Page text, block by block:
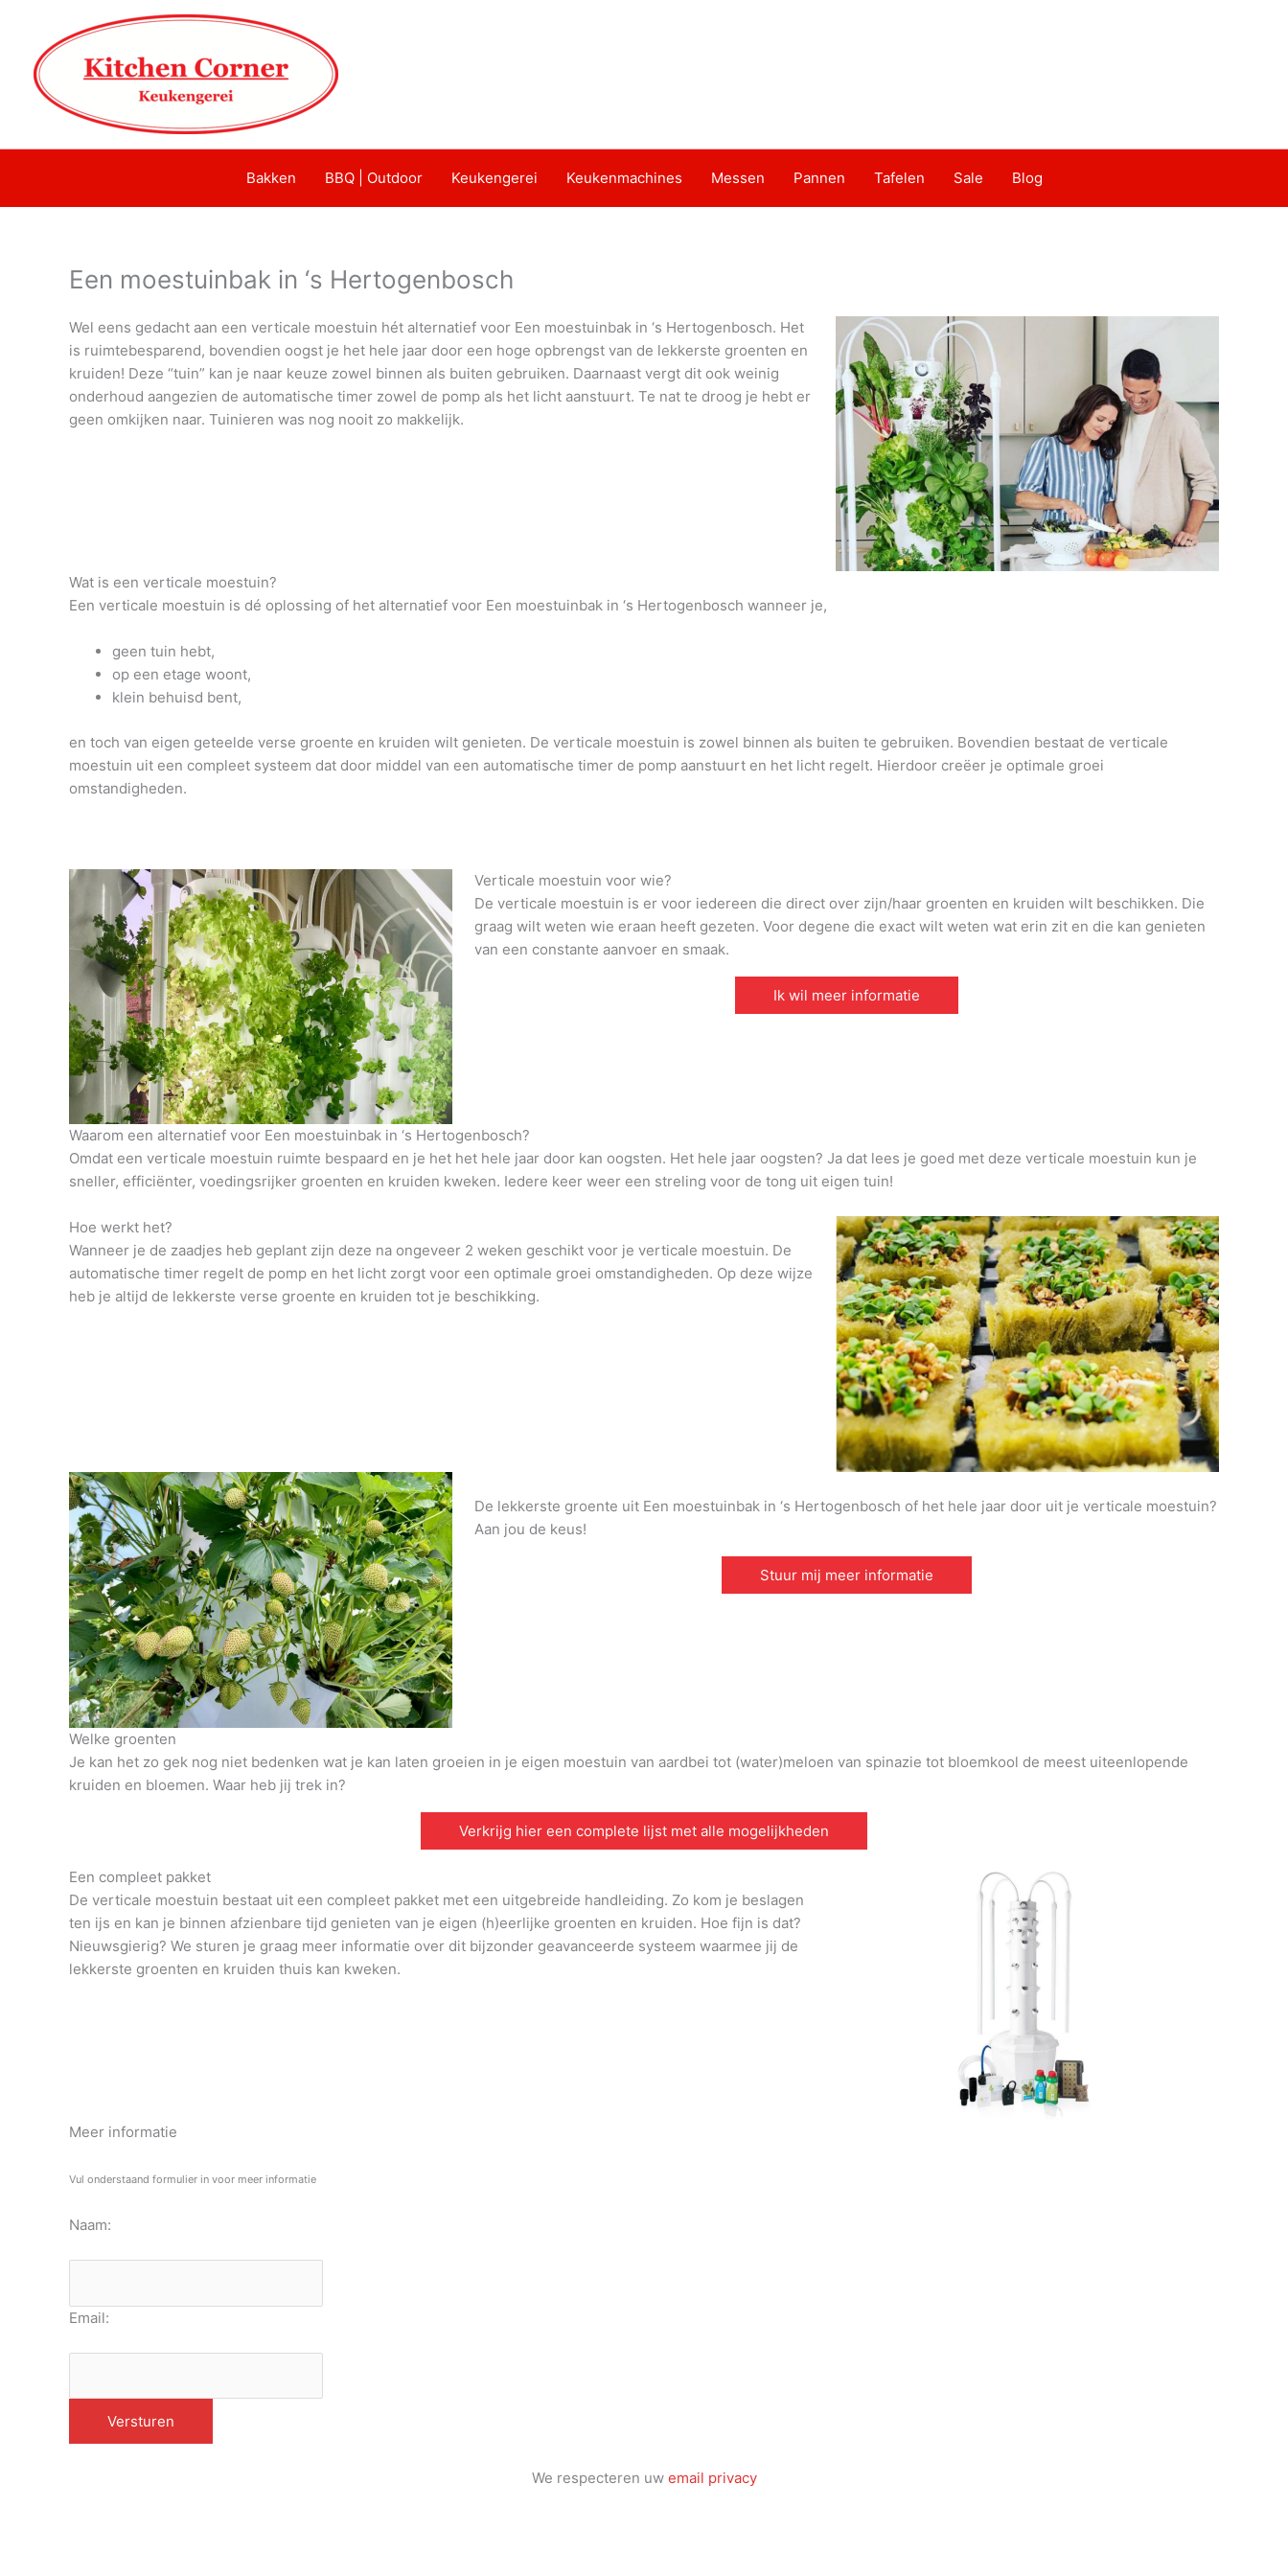
Bakken BBQ | Outdoor Keukengerei Keukenmachines Messen Pannen Tafelen Sale Blog
Een moestuinbak in ‘s Hertogenbosch
Wel eens gedacht aan een verticale moestuin hét alternatief voor Een moestuinbak in ‘s Hertogenbosch. Het
is ruimtebesparend, bovendien oogst je het hele jaar door een hoge opbrengst van de lekkerste groenten en
kruiden! Deze “tuin” kan je naar keuze zowel binnen als buiten gebruiken. Daarnaast vergt dit ook weinig
onderhoud aangezien de automatische timer zowel de pomp als het licht aanstuurt. Te nat te droog je hebt er
geen omkijken naar. Tuinieren was nog nooit zo makkelijk.
Wat is een verticale moestuin?
Een verticale moestuin is dé oplossing of het alternatief voor Een moestuinbak in ‘s Hertogenbosch wanneer je,
geen tuin hebt,
op een etage woont,
klein behuisd bent,
en toch van eigen geteelde verse groente en kruiden wilt genieten. De verticale moestuin is zowel binnen als buiten te gebruiken. Bovendien bestaat de verticale
moestuin uit een compleet systeem dat door middel van een automatische timer de pomp aanstuurt en het licht regelt. Hierdoor creëer je optimale groei
omstandigheden.
Verticale moestuin voor wie?
De verticale moestuin is er voor iedereen die direct over zijn/haar groenten en kruiden wilt beschikken. Die
graag wilt weten wie eraan heeft gezeten. Voor degene die exact wilt weten wat erin zit en die kan genieten
van een constante aanvoer en smaak.
Ik wil meer informatie
Waarom een alternatief voor Een moestuinbak in ‘s Hertogenbosch?
Omdat een verticale moestuin ruimte bespaard en je het het hele jaar door kan oogsten. Het hele jaar oogsten? Ja dat lees je goed met deze verticale moestuin kun je
sneller, efficiënter, voedingsrijker groenten en kruiden kweken. Iedere keer weer een streling voor de tong uit eigen tuin!
Hoe werkt het?
Wanneer je de zaadjes heb geplant zijn deze na ongeveer 2 weken geschikt voor je verticale moestuin. De
automatische timer regelt de pomp en het licht zorgt voor een optimale groei omstandigheden. Op deze wijze
heb je altijd de lekkerste verse groente en kruiden tot je beschikking.
De lekkerste groente uit Een moestuinbak in ‘s Hertogenbosch of het hele jaar door uit je verticale moestuin?
Aan jou de keus!
Stuur mij meer informatie
Welke groenten
Je kan het zo gek nog niet bedenken wat je kan laten groeien in je eigen moestuin van aardbei tot (water)meloen van spinazie tot bloemkool de meest uiteenlopende
kruiden en bloemen. Waar heb jij trek in?
Verkrijg hier een complete lijst met alle mogelijkheden
Een compleet pakket
De verticale moestuin bestaat uit een compleet pakket met een uitgebreide handleiding. Zo kom je beslagen
ten ijs en kan je binnen afzienbare tijd genieten van je eigen (h)eerlijke groenten en kruiden. Hoe fijn is dat?
Nieuwsgierig? We sturen je graag meer informatie over dit bijzonder geavanceerde systeem waarmee jij de
lekkerste groenten en kruiden thuis kan kweken.
Meer informatie
Vul onderstaand formulier in voor meer informatie
Naam:
Email:
We respecteren uw email privacy